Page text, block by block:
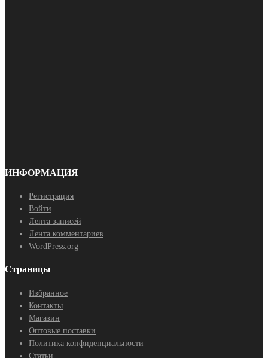
ИНФОРМАЦИЯ
Регистрация
Войти
Лента записей
Лента комментариев
WordPress.org
Страницы
Избранное
Контакты
Магазин
Оптовые поставки
Политика конфиденциальности
Статьи